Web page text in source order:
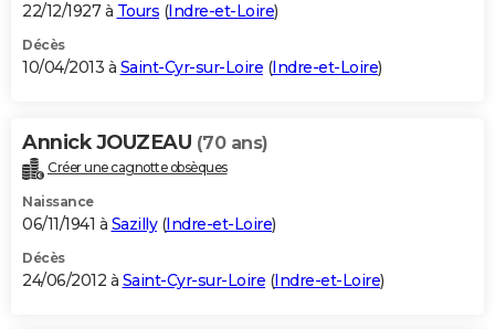
22/12/1927 à Tours (Indre-et-Loire)
Décès
10/04/2013 à Saint-Cyr-sur-Loire (Indre-et-Loire)
Annick JOUZEAU (70 ans)
Créer une cagnotte obsèques
Naissance
06/11/1941 à Sazilly(Indre-et-Loire)
Décès
24/06/2012 à Saint-Cyr-sur-Loire (Indre-et-Loire)